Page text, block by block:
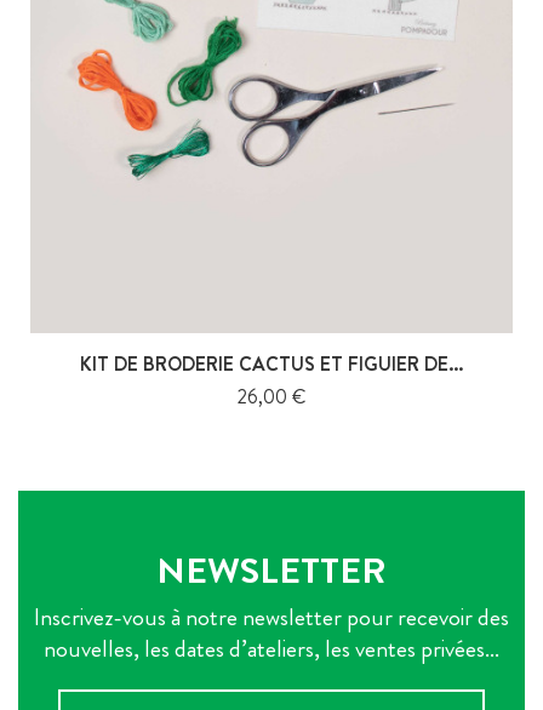
KIT DE BRODERIE CACTUS ET FIGUIER DE...
Prix
26,00 €
NEWSLETTER
Inscrivez-vous à notre newsletter pour recevoir des
nouvelles, les dates d’ateliers, les ventes privées...